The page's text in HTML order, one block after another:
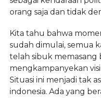
orang saja dan tidak
Kita tahu bahwa
sudah dimulai, semua
telah sibuk memasang
mengkampanyekan visi
Situasi ini menjadi tak
indonesia. Ada yang